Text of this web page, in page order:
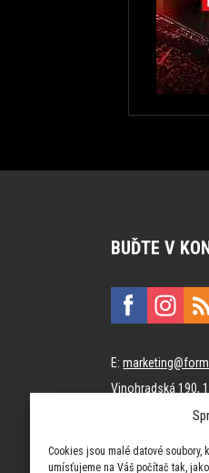
Cookies jsou malé datové
umísťujeme na Váš počítač tak,
BUĎTE V
E:
Vinohradská 190,